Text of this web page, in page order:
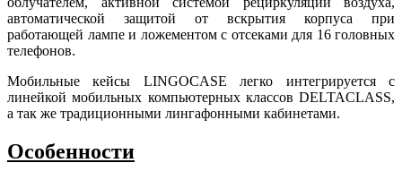
автоматической защитой от вскрытия корпуса при
работающей лампе и ложементом с отсеками для 16 головных
телефонов.
Мобильные кейсы LINGOCASE легко интегрируется с
линейкой мобильных компьютерных классов DELTACLASS,
а так же традиционными лингафонными кабинетами.
Особенности